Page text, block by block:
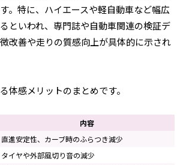
。特に、ハイエースや軽自動車など幅広
といわれ、専門誌や自動車関連の検証デ
改善や走りの質感向上が具体的に示され
体感メリットのまとめです。
内容
直進安定性、カーブ時のふらつき減少
タイヤや外部風切り音の減少